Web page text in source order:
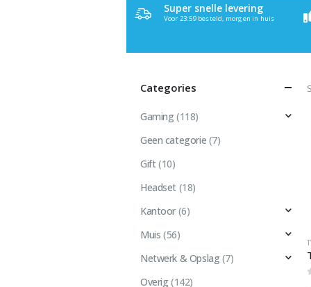
Super snelle levering
Voor 23:59 besteld, morgen in huis
Categories
Gaming(118)
Geen categorie (7)
Gift(10)
Headset (18)
Kantoor (6)
Muis (56)
Netwerk & Opslag(7)
Overig(142)